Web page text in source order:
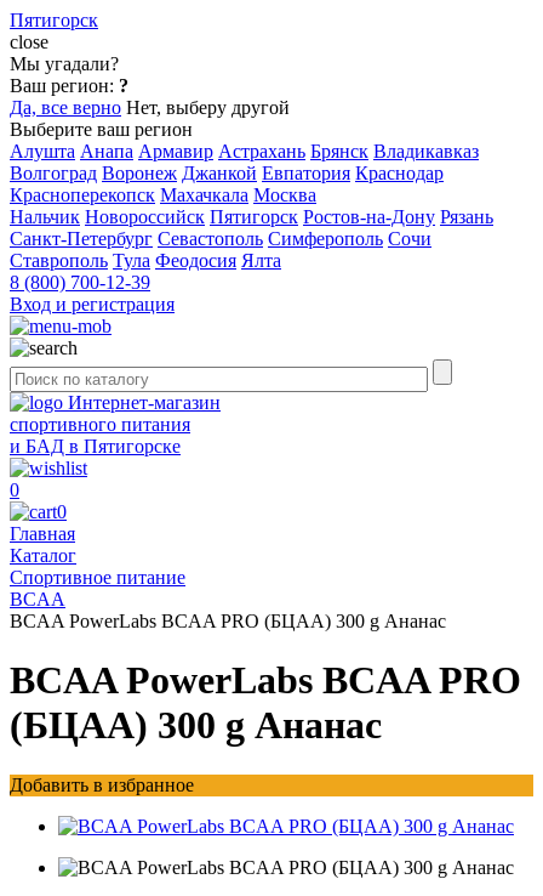
Пятигорск
close
Мы угадали?
Ваш регион: ?
Да, все верно Нет, выберу другой
Выберите ваш регион
Алушта Анапа Армавир Астрахань Брянск Владикавказ
Волгоград Воронеж Джанкой Евпатория Краснодар
Красноперекопск Махачкала Москва
Нальчик Новороссийск Пятигорск Ростов-на-Дону Рязань
Санкт-Петербург Севастополь Симферополь Сочи
Ставрополь Тула Феодосия Ялта
8 (800) 700-12-39
Вход и регистрация
Интернет-магазин
спортивного питания
и БАД в Пятигорске
0
0
Главная
Каталог
Спортивное питание
BCAA
BCAA PowerLabs BCAA PRO (БЦАА) 300 g Ананас
BCAA PowerLabs BCAA PRO
(БЦАА) 300 g Ананас
Добавить в избранное